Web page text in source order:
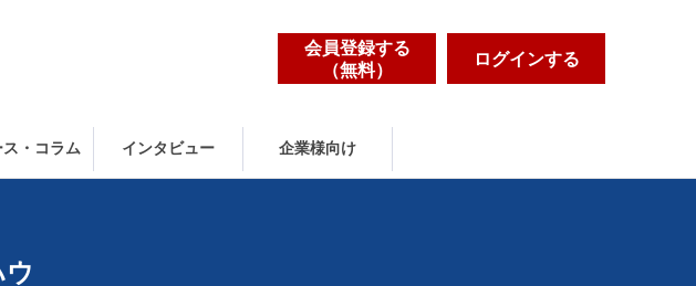
会員登録する
（無料）
ログインする
・コラム インタビュー 企業様向け